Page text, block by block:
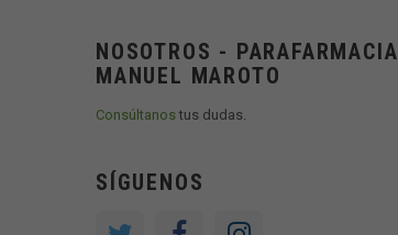
NOSOTROS - PARAFARMACIA
MANUEL MAROTO
Consúltanostus dudas.
SÍGUENOS